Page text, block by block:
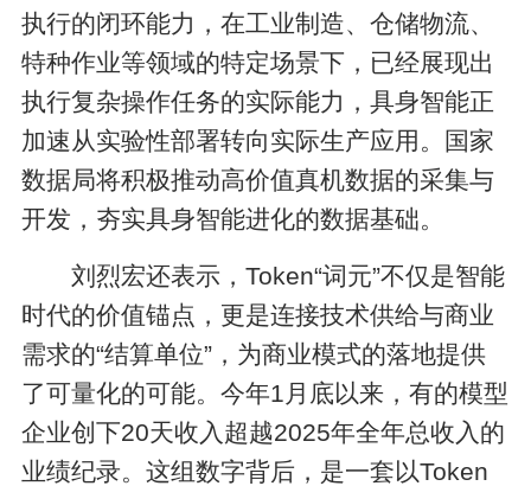
执行的闭环能力，在工业制造、仓储物流、
特种作业等领域的特定场景下，已经展现出
执行复杂操作任务的实际能力，具身智能正
加速从实验性部署转向实际生产应用。国家
数据局将积极推动高价值真机数据的采集与
开发，夯实具身智能进化的数据基础。
刘烈宏还表示，Token“词元”不仅是智能
时代的价值锚点，更是连接技术供给与商业
需求的“结算单位”，为商业模式的落地提供
了可量化的可能。今年1月底以来，有的模型
企业创下20天收入超越2025年全年总收入的
业绩纪录。这组数字背后，是一套以Token